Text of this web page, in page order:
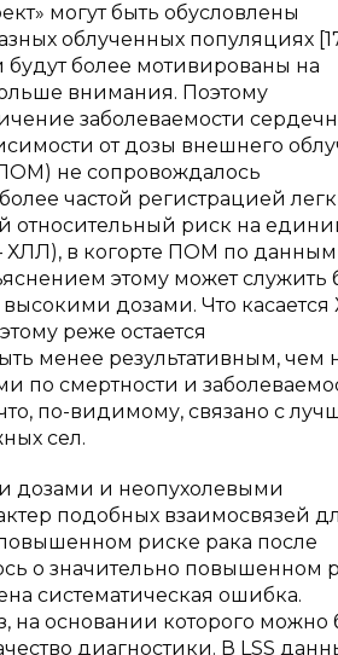
могут быть обусловлены
облученных популяциях
более мотивированы на
внимания. Поэтому
заболеваемости
от дозы внешнего
не сопровождалось
частой регистрацией
относительный риск на
ХЛЛ), в когорте ПОМ по данным
этому может служить
дозами. Что касается
реже остается
менее результативным, чем
по смертности и
по-видимому, связано с
сел.
дозами и неопухолевыми
подобных взаимосвязей
риске рака после
о значительно повышенном
систематическая ошибка.
на основании которого можно
диагностики. В LSS